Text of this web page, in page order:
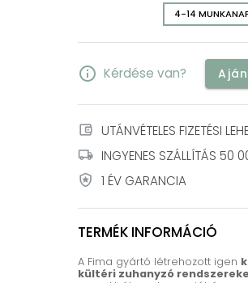
4-14
info Kérdése van?
account_balance_wallet UTÁNVÉTELES FIZETÉSI
local_shipping INGYENES SZÁLLÍTÁS 50
local_police 1 ÉV GARANCIA
TERMÉK INFORMÁCIÓ
A Fima gyártó létrehozott igen
kültéri zuhanyzó